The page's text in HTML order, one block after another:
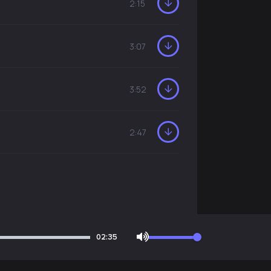
2:15
3:07
3:52
2:47
02:35